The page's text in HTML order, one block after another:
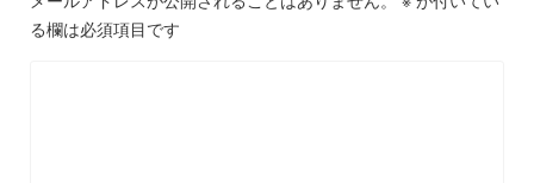
る欄は必須項目です